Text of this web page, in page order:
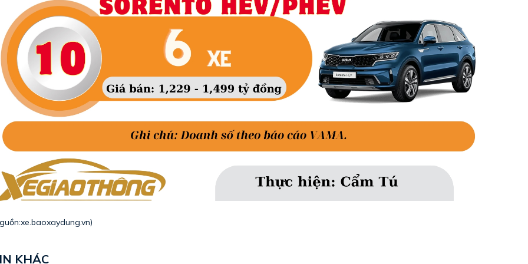
xe.baoxaydung.vn)
KHÁC